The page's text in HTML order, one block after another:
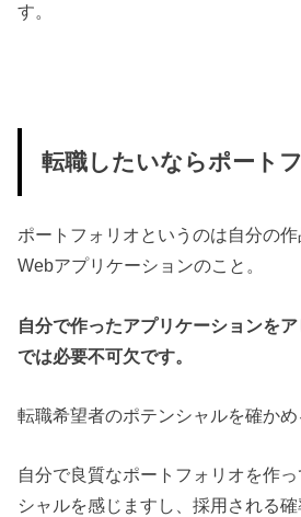
す。
転職したいならポート
ポートフォリオというのは自分の
Webアプリケーションのこと。
自分で作ったアプリケーションを
では必要不可欠です。
転職希望者のポテンシャルを確かめ
自分で良質なポートフォリオを作
シャルを感じますし、採用される確